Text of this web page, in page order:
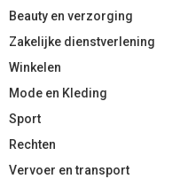
Beauty en verzorging
Zakelijke dienstverlening
Winkelen
Mode en Kleding
Sport
Rechten
Vervoer en transport